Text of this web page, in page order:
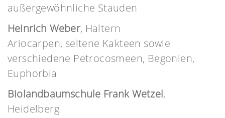
außergewöhnliche Stauden
Heinrich Weber, Haltern
Ariocarpen, seltene Kakteen sowie
verschiedene Petrocosmeen, Begonien,
Euphorbia
Biolandbaumschule Frank Wetzel,
Heidelberg